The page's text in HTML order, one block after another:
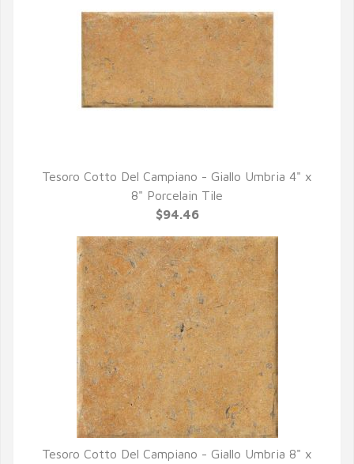
QUICK VIEW
Tesoro Cotto Del Campiano - Giallo Umbria 4" x
8" Porcelain Tile
$94.46
Tesoro Cotto Del Campiano - Giallo Umbria 8" x